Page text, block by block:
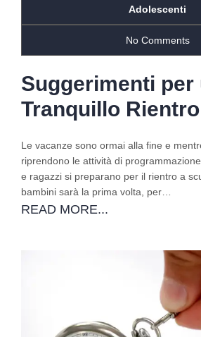
Adolescenti
No Comments
Suggerimenti per
Tranquillo
Le vacanze sono ormai alla fine e
riprendono le attività di
e ragazzi si preparano per il rientro a
bambini sarà la prima volta, per…
READ MORE...